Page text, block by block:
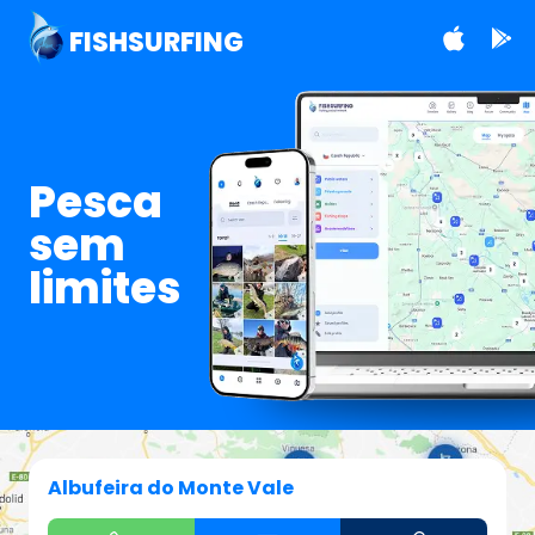
FISHSURFING
Pesca
sem
limites
Albufeira do Monte Vale